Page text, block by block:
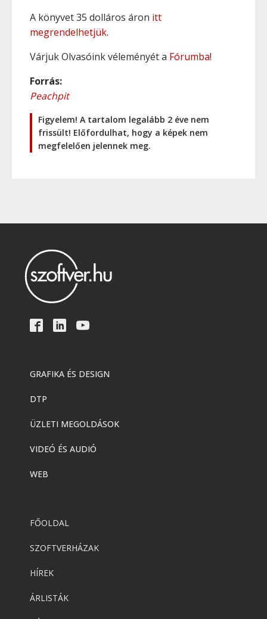
A könyvet 35 dolláros áron itt
megrendelhetjük.
Várjuk Olvasóink véleményét a Fórumba!
Forrás:
Peachpit
Figyelem! A tartalom legalább 2 éve nem
frissült! Előfordulhat, hogy a képek nem
megfelelően jelennek meg.
GRAFIKA ÉS DESIGN
DTP
ÜZLETI MEGOLDÁSOK
VIDEÓ ÉS AUDIÓ
WEB
FŐOLDAL
SZOFTVERHÁZAK
HÍREK
ÁRLISTÁK